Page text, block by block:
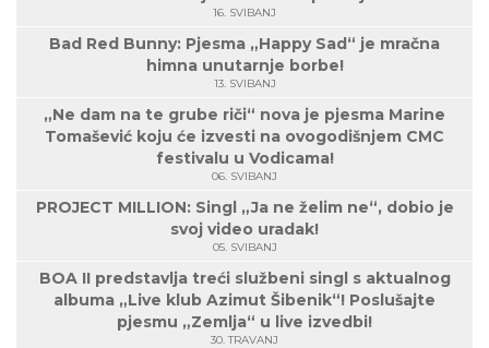
16. SVIBANJ
Bad Red Bunny: Pjesma „Happy Sad“ je mračna
himna unutarnje borbe!
13. SVIBANJ
„Ne dam na te grube riči“ nova je pjesma Marine
Tomašević koju će izvesti na ovogodišnjem CMC
festivalu u Vodicama!
06. SVIBANJ
PROJECT MILLION: Singl „Ja ne želim ne“, dobio je
svoj video uradak!
05. SVIBANJ
BOA II predstavlja treći službeni singl s aktualnog
albuma „Live klub Azimut Šibenik“! Poslušajte
pjesmu „Zemlja“ u live izvedbi!
30. TRAVANJ